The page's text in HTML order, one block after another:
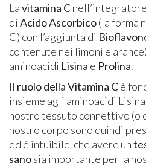
Lavitamina Cnell’integratore
diAcido Ascorbico(la forma
C) con l’aggiunta di
contenute nei limoni e
aminoacidi Lisina e Prolina.
Il ruolo della Vitamina Cè
insieme agli aminoacidi
nostro tessuto connettivo (o
nostro corpo sono quindi
ed è intuibile che avere un
sanosia importante per la